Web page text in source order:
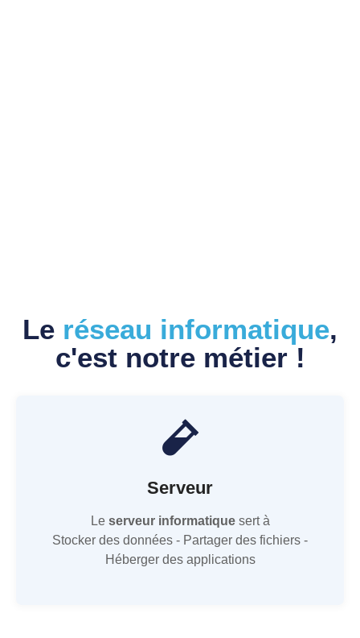
Le réseau informatique,
c'est notre métier !
Serveur
Le serveur informatiquesert à
Stocker des données - Partager des fichiers -
Héberger des applications